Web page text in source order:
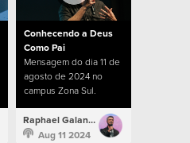
Conhecendo a Deus
Como Pai
Mensagem do dia 11 de
agosto de 2024 no
campus Zona Sul.
Raphael Galante
Aug 11 2024